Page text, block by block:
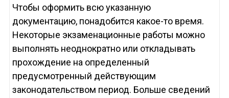
Чтобы оформить всю указанную
документацию, понадобится какое-то время.
Некоторые экзаменационные работы можно
выполнять неоднократно или откладывать
прохождение на определенный
предусмотренный действующим
законодательством период. Больше сведений